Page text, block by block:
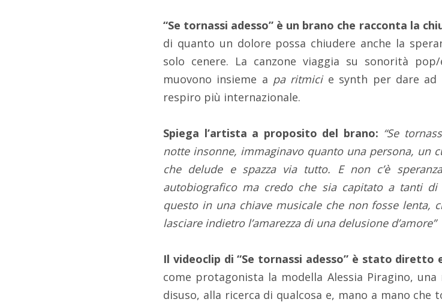
“Se tornassi adesso” è un brano che racconta la
di quanto un dolore possa chiudere anche la
solo cenere. La canzone viaggia su sonorità
muovono insieme a pa ritmicie synth per dare ad
respiro più internazionale.
Spiega l’artista a proposito del brano: “Se
notte insonne, immaginavo quanto una persona, un
che delude e spazza via tutto. E non c’è
autobiografico ma credo che sia capitato a tanti
questo in una chiave musicale che non fosse lenta,
lasciare indietro l’amarezza di una delusione d’amore”
Il videoclip di “Se tornassi adesso” è stato
come protagonista la modella Alessia Piragino,
disuso, alla ricerca di qualcosa e, mano a mano che